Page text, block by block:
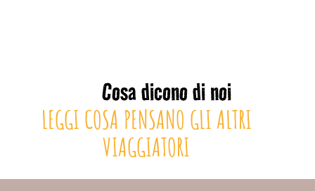
Cosa dicono di noi
LEGGI COSA PENSANO GLI ALTRI
VIAGGIATORI